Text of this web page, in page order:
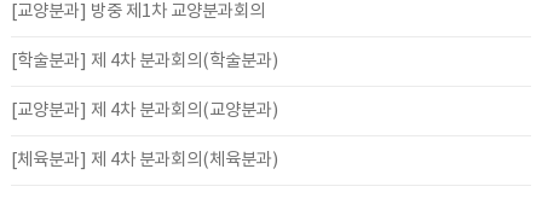
[교양분과] 방중 제1차 교양분과회의
[학술분과] 제 4차 분과회의(학술분과)
[교양분과] 제 4차 분과회의(교양분과)
[체육분과] 제 4차 분과회의(체육분과)